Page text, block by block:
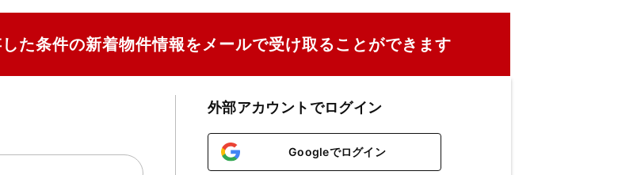
た条件の新着物件情報をメールで受け取ることができます
外部アカウントでログイン
Googleでログイン